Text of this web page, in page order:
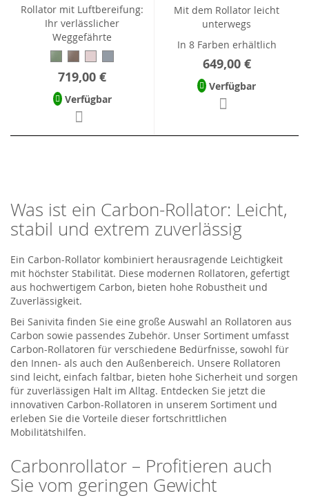
Rollator mit Luftbereifung:
Ihr verlässlicher
Weggefährte
719,00 €
Verfügbar
Mit dem Rollator leicht
unterwegs
In 8 Farben erhältlich
649,00 €
Verfügbar
Was ist ein Carbon-Rollator: Leicht,
stabil und extrem zuverlässig
Ein Carbon-Rollator kombiniert herausragende Leichtigkeit
mit höchster Stabilität. Diese modernen Rollatoren, gefertigt
aus hochwertigem Carbon, bieten hohe Robustheit und
Zuverlässigkeit.
Bei Sanivita finden Sie eine große Auswahl an Rollatoren aus
Carbon sowie passendes Zubehör. Unser Sortiment umfasst
Carbon-Rollatoren für verschiedene Bedürfnisse, sowohl für
den Innen- als auch den Außenbereich. Unsere Rollatoren
sind leicht, einfach faltbar, bieten hohe Sicherheit und sorgen
für zuverlässigen Halt im Alltag. Entdecken Sie jetzt die
innovativen Carbon-Rollatoren in unserem Sortiment und
erleben Sie die Vorteile dieser fortschrittlichen
Mobilitätshilfen.
Carbonrollator – Profitieren auch
Sie vom geringen Gewicht